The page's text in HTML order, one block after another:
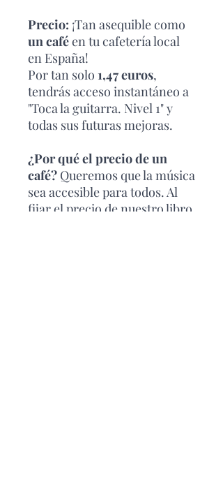
Precio: ¡Tan asequible como
un caféen tu cafetería local
en España!
Por tan solo 1,47 euros,
tendrás acceso instantáneo a
"Toca la guitarra. Nivel 1" y
todas sus futuras mejoras.
¿Por qué el precio de un
café? Queremos que la música
sea accesible para todos. Al
fijar el precio de nuestro libro